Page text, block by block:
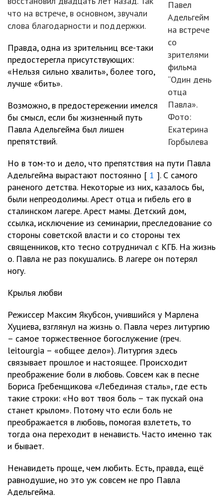
Павел
Адельгейм
на встрече
со
зрителями
фильма
“Один день
отца
Павла».
Фото:
Екатерина
Горбылева
что на встрече, в основном, звучали
слова благодарности и поддержки.
Правда, одна из зрительниц все-таки
предостерегла присутствующих:
«Нельзя сильно хвалить», более того,
лучше «бить».
Возможно, в предостережении имелся
бы смысл, если бы жизненный путь
Павла Адельгейма был лишен
препятствий.
Но в том-то и дело, что препятствия на пути Павла
Адельгейма вырастают постоянно [ 1 ]. С самого
раненого детства. Некоторые из них, казалось бы,
были непреодолимы. Арест отца и гибель его в
сталинском лагере. Арест мамы. Детский дом,
ссылка, исключение из семинарии, преследование со
стороны советской власти и со стороны тех
священников, кто тесно сотрудничал с КГБ. На жизнь
о. Павла не раз покушались. В лагере он потерял
ногу.
Крылья любви
Режиссер Максим Якубсон, учившийся у Марлена
Хуциева, взглянул на жизнь о. Павла через литургию
– самое торжественное богослужение (греч.
leitourgia – «общее дело»). Литургия здесь
связывает прошлое и настоящее. Происходит
преображение боли в любовь. Совсем как в песне
Бориса Гребенщикова «Лебединая сталь», где есть
такие строки: «Но вот твоя боль – так пускай она
станет крылом». Потому что если боль не
преображается в любовь, помогая взлететь, то
тогда она переходит в ненависть. Часто именно так
и бывает.
Ненавидеть проще, чем любить. Есть, правда, ещё
равнодушие, но это уж совсем не про Павла
Адельгейма.